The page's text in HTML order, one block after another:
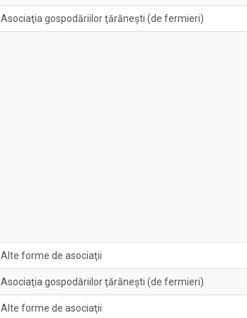
Asociaţia gospodăriilor ţărăneşti (de fermieri)
Alte forme de asociaţii
Asociaţia gospodăriilor ţărăneşti (de fermieri)
Alte forme de asociaţii